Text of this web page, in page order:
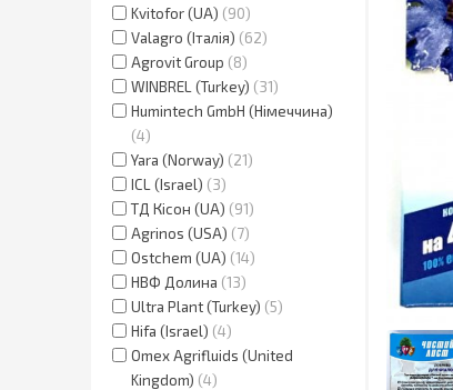
Kvitofor (UA)
90
Valagro (Італія)
62
Agrovit Group
8
WINBREL (Turkey)
31
Humintech GmbH (Німеччина)
4
Yara (Norway)
21
ICL (Israel)
3
ТД Кісон (UA)
91
Agrinos (USA)
7
Ostchem (UA) 14
НВФ Долина 13
Ultra Plant (Turkey)
5
Hifa (Israel) 4
Omex Agrifluids (United
Kingdom) 4